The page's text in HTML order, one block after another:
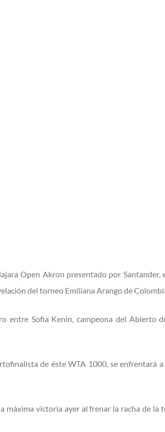
Open Akron presentado por Santander,
del torneo Emiliana Arango de
entre Sofia Kenin, campeona del Abierto
de éste WTA 1000, se enfrentará
victoria ayer al frenar la racha de la